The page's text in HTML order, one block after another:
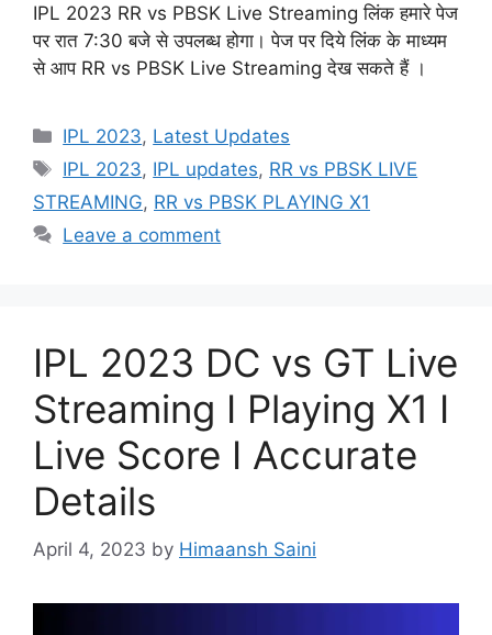
IPL 2023 RR vs PBSK Live Streaming लिंक हमारे पेज
पर रात 7:30 बजे से उपलब्ध होगा। पेज पर दिये लिंक के माध्यम
से आप RR vs PBSK Live Streaming देख सकते हैं ।
Categories
IPL 2023, Latest Updates
Tags
IPL 2023, IPL updates, RR vs PBSK LIVE
STREAMING, RR vs PBSK PLAYING X1
Leave a comment
IPL 2023 DC vs GT Live
Streaming I Playing X1 I
Live Score I Accurate
Details
April 4, 2023 by Himaansh Saini